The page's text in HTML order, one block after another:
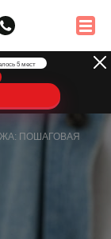
5 мест
ПОШАГОВАЯ